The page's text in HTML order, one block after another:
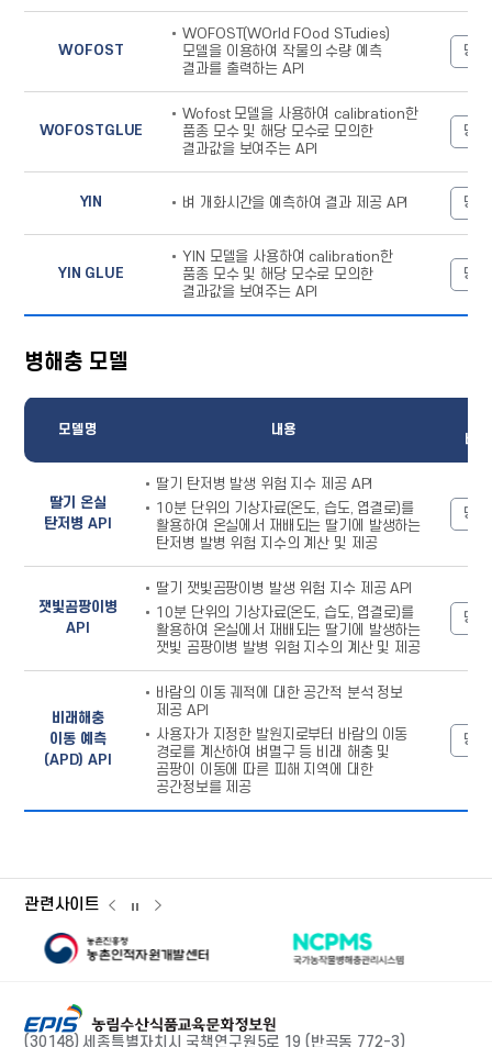
WOFOST
WOFOST(WOrld FOod STudies)
모델을 이용하여 작물의 수량 예측
결과를 출력하는 API
명세
WOFOSTGLUE
Wofost 모델을 사용하여 calibration한
품종 모수 및 해당 모수로 모의한
결과값을 보여주는 API
명세
YIN 벼 개화시간을 예측하여 결과 제공 API 명세
YIN GLUE
YIN 모델을 사용하여 calibration한
품종 모수 및 해당 모수로 모의한
결과값을 보여주는 API
명세
병해충 모델
병해충
테이블
-
모델명 내용
바
딸기 온실
탄저병 API
딸기 탄저병 발생 위험 지수 제공 API
10분 단위의 기상자료(온도, 습도, 엽결로)를
활용하여 온실에서 재배되는 딸기에 발생하는
탄저병 발병 위험 지수의 계산 및 제공
명세
잿빛곰팡이병
API
딸기 잿빛곰팡이병 발생 위험 지수 제공 API
10분 단위의 기상자료(온도, 습도, 엽결로)를
활용하여 온실에서 재배되는 딸기에 발생하는
잿빛 곰팡이병 발병 위험 지수의 계산 및 제공
명세
비래해충
이동 예측
(APD) API
바람의 이동 궤적에 대한 공간적 분석 정보
제공 API
사용자가 지정한 발원지로부터 바람의 이동
경로를 계산하여 벼멸구 등 비래 해충 및
곰팡이 이동에 따른 피해 지역에 대한
공간정보를 제공
명세
관련사이트
관련사이트
슬라이드
관련사이트
관련사이트
농촌인적자원개발센터 국가농작물병해충관리시스템
(30148) 세종특별자치시 국책연구원5로 19 (반곡동 772-3)